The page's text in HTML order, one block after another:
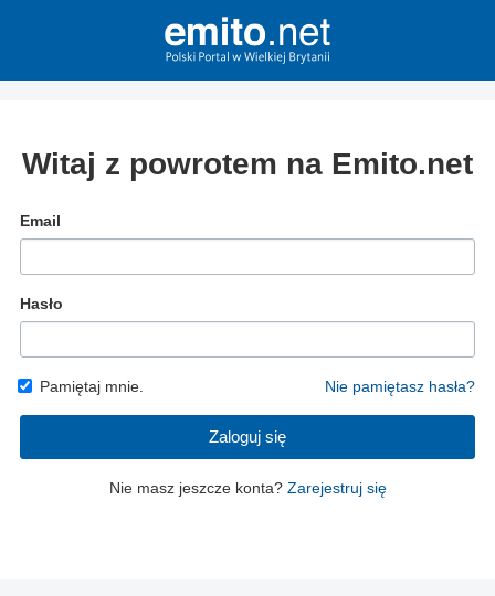
Witaj z powrotem na Emito.net
Email
Hasło
Pamiętaj mnie. Nie pamiętasz hasła?
Zaloguj się
Nie masz jeszcze konta? Zarejestruj się